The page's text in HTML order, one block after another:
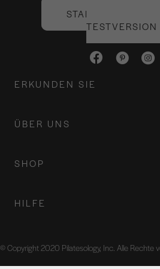
STARTEN SIE
TESTVERSION
ERKUNDEN SIE
ÜBER UNS
SHOP
HILFE
© Copyright 2020 Pilatesology, Inc. Alle Rechte